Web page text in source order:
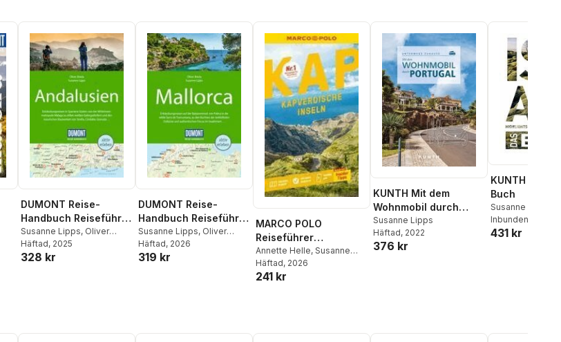
DUMONT Reise-
Handbuch Reiseführer
Andalusien
Susanne Lipps, Oliver
Breda
Häftad, 2025
328 kr
DUMONT Reise-
Handbuch Reiseführer
Mallorca
Susanne Lipps, Oliver
Breda
Häftad, 2026
319 kr
MARCO POLO
Reiseführer
Kapverdische Inseln
Annette Helle, Susanne
Lipps,Oliver Breda
Häftad, 2026
241 kr
KUNTH Mit dem
Wohnmobil durch
Portugal
Susanne Lipps
Häftad, 2022
376 kr
KUNTH
Buch
Susanne Lipps
Inbunden
431 kr